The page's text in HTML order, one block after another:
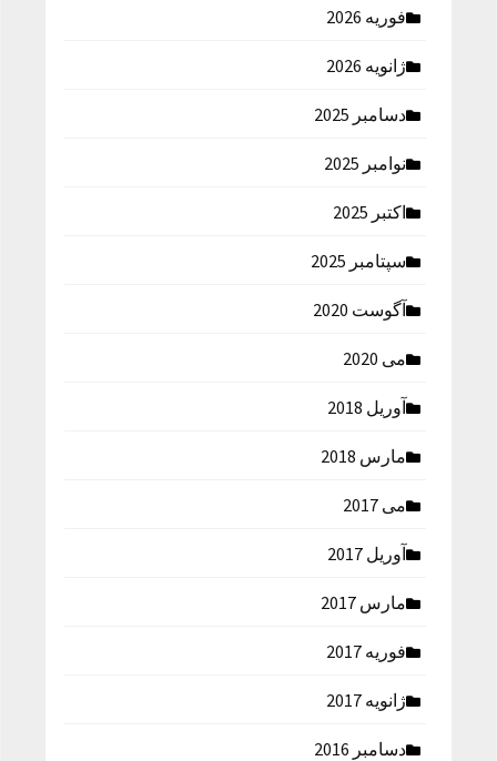
فوریه 2026
ژانویه 2026
دسامبر 2025
نوامبر 2025
اکتبر 2025
سپتامبر 2025
آگوست 2020
می 2020
آوریل 2018
مارس 2018
می 2017
آوریل 2017
مارس 2017
فوریه 2017
ژانویه 2017
دسامبر 2016